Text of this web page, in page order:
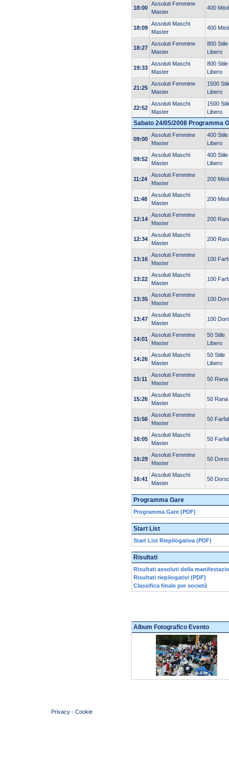
18:00
Assoluti Femmine
Master
400 Misti
18:09
Assoluti Maschi
Master
400 Misti
18:27
Assoluti Femmine
Master
800 Stile
Libero
19:33
Assoluti Maschi
Master
800 Stile
Libero
21:25
Assoluti Femmine
Master
1500
Libero
22:52
Assoluti Maschi
Master
1500
Libero
Sabato 24/05/2008 Programma
09:00
Assoluti Femmine
Master
400 Stile
Libero
09:52
Assoluti Maschi
Master
400 Stile
Libero
11:24
Assoluti Femmine
Master
200 Misti
11:48
Assoluti Maschi
Master
200 Misti
12:14
Assoluti Femmine
Master
200
12:34
Assoluti Maschi
Master
200
13:16
Assoluti Femmine
Master
100
13:22
Assoluti Maschi
Master
100
13:35
Assoluti Femmine
Master
100
13:47
Assoluti Maschi
Master
100
14:01
Assoluti Femmine
Master
50 Stile
Libero
14:26
Assoluti Maschi
Master
50 Stile
Libero
15:11
Assoluti Femmine
Master
50 Rana
15:26
Assoluti Maschi
Master
50 Rana
15:56
Assoluti Femmine
Master
50
16:05
Assoluti Maschi
Master
50
16:29
Assoluti Femmine
Master
50
16:41
Assoluti Maschi
Master
50
Programma Gare
Programma Gare (PDF)
Start List
Start List Riepilogativa (PDF)
Risultati
Risultati assoluti della
Risultati riepilogativi (PDF)
Classifica finale per società
Album Fotografico Evento
Privacy - Cookie